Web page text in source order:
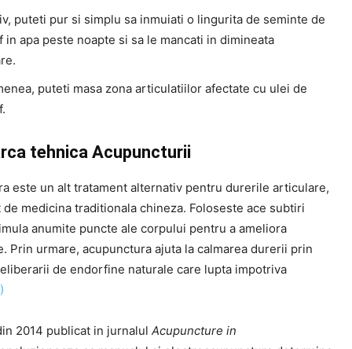
puteti pur si simplu sa inmuiati o lingurita de seminte de
in apa peste noapte si sa le mancati in dimineata
puteti masa zona articulatiilor afectate cu ulei de
tehnica Acupuncturii
este un alt tratament alternativ pentru durerile articulare,
medicina traditionala chineza. Foloseste ace subtiri
anumite puncte ale corpului pentru a ameliora
Prin urmare, acupunctura ajuta la calmarea durerii prin
de endorfine naturale care lupta impotriva
2014 publicat in jurnalul Acupuncture in